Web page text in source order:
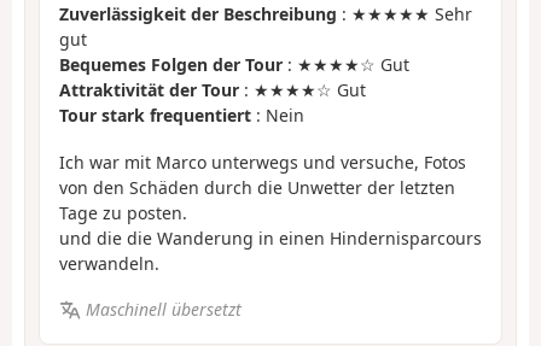
Zuverlässigkeit der Beschreibung : ★★★★★ Sehr
gut
Bequemes Folgen der Tour : ★★★★☆ Gut
Attraktivität der Tour : ★★★★☆ Gut
Tour stark frequentiert : Nein
Ich war mit Marco unterwegs und versuche, Fotos
von den Schäden durch die Unwetter der letzten
Tage zu posten.
und die die Wanderung in einen Hindernisparcours
verwandeln.
Maschinell übersetzt